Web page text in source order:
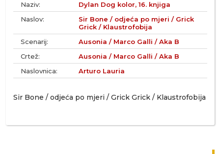
Naziv:
Dylan Dog kolor, 16. knjiga
Naslov:
Sir Bone / odjeća po mjeri / Grick
Grick / Klaustrofobija
Scenarij:
Ausonia / Marco Galli / Aka B
Crtež:
Ausonia / Marco Galli / Aka B
Naslovnica:
Arturo Lauria
Sir Bone / odjeća po mjeri / Grick Grick / Klaustrofobija